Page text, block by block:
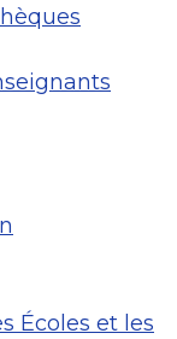
Écoles et les